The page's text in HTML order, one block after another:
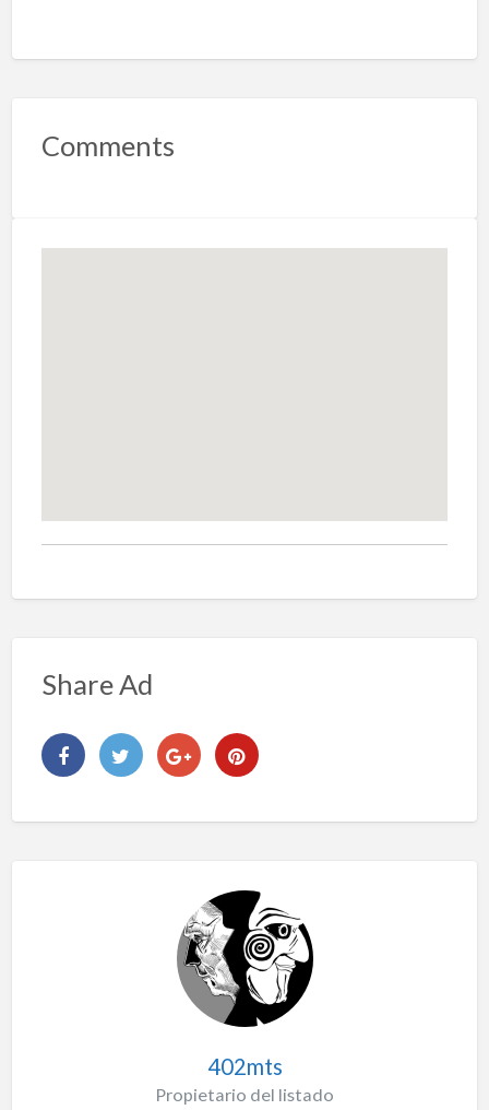
Comments
Share Ad
402mts
Propietario del listado